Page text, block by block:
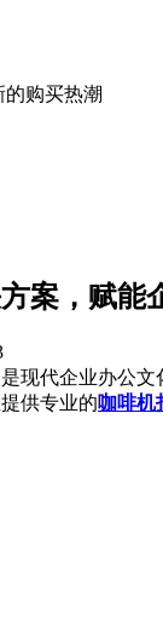
购买热潮
案，赋能
现代企业办公文
供专业的咖啡机